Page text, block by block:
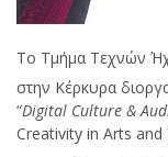
Το Τμήμα Τεχνών
στην Κέρκυρα
“Digital Culture &
Creativity in Arts